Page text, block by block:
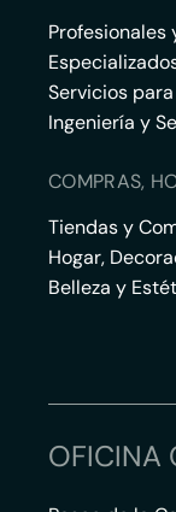
Profesionales
Servicios
Ingeniería y
COMPRAS,
Tiendas y
Hogar,
Belleza y
OFICINA